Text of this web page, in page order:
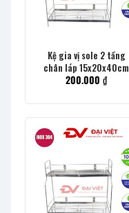
Kệ gia vị sole 2 tầng
chân láp 15x20x40cm
200.000 ₫